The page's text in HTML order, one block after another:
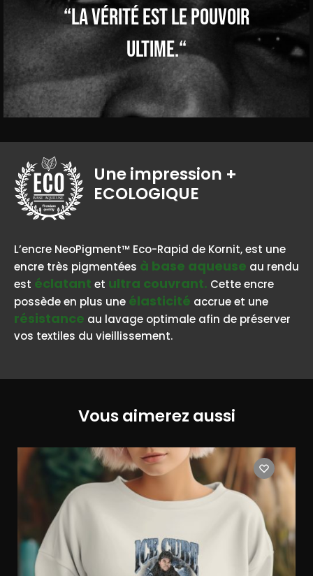
“La vérité est le pouvoir
ultime.“
BASE AQUEUSE
Une impression +
ECOLOGIQUE
L’encre NeoPigment™ Eco-Rapid de Kornit, est une
encre très pigmentées à base aqueuse au rendu
est éclatant et ultra couvrant. Cette encre
possède en plus une élasticité accrue et une
résistance au lavage optimale afin de préserver
vos textiles du vieillissement.
Vous aimerez aussi